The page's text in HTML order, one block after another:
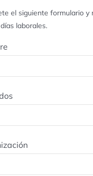
el siguiente formulario
laborales.